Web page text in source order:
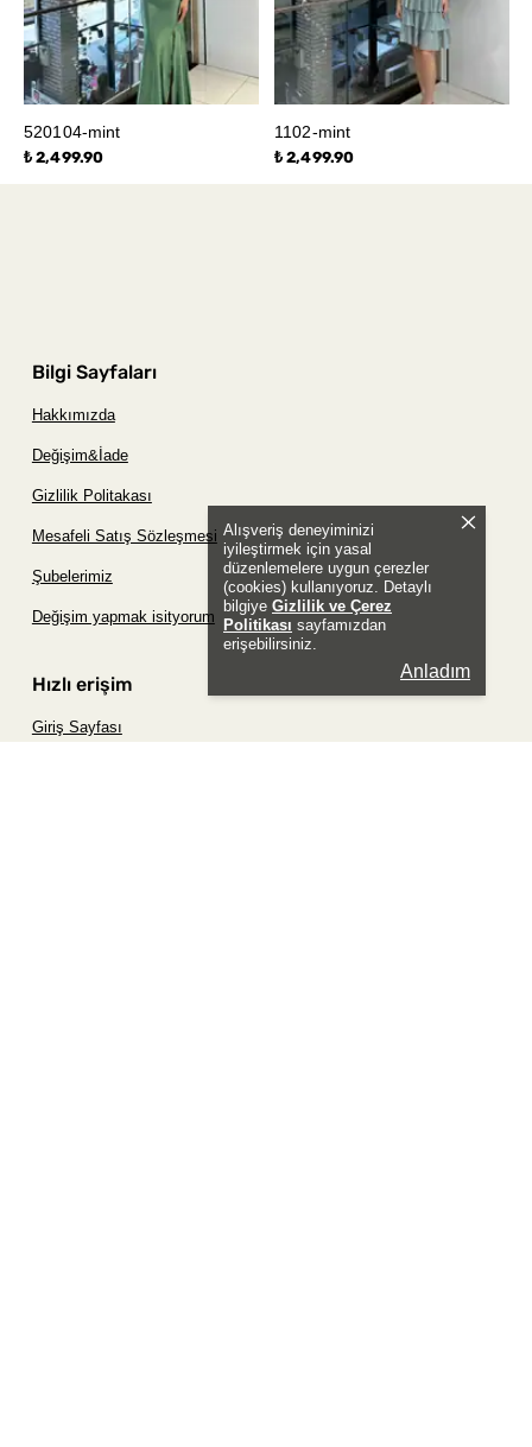
Alışveriş deneyiminizi
iyileştirmek için yasal
düzenlemelere uygun çerezler
(cookies) kullanıyoruz. Detaylı
bilgiye Gizlilik ve Çerez
Politikası sayfamızdan
erişebilirsiniz.
Anladım
520104-mint
₺ 2,499.90
1102-mint
₺ 2,499.90
Bilgi Sayfaları
Hakkımızda
Değişim&İade
Gizlilik Politakası
Mesafeli Satış Sözleşmesi
Şubelerimiz
Değişim yapmak isityorum
Hızlı erişim
Giriş Sayfası